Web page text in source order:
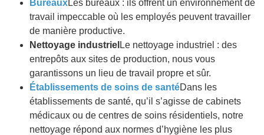
BureauxLes bureaux : ils offrent un environnement de
travail impeccable où les employés peuvent travailler
de manière productive.
Nettoyage industriel Le nettoyage industriel : des
entrepôts aux sites de production, nous vous
garantissons un lieu de travail propre et sûr.
Établissements de soins de santéDans les
établissements de santé, qu’il s’agisse de cabinets
médicaux ou de centres de soins résidentiels, notre
nettoyage répond aux normes d’hygiène les plus